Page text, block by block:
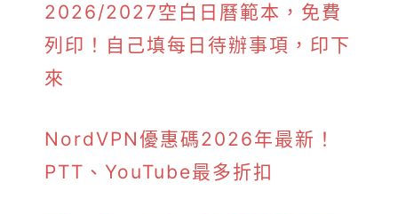
2026/2027空白日曆範本，免費
列印！自己填每日待辦事項，印下
來
NordVPN優惠碼2026年最新！
PTT、YouTube最多折扣